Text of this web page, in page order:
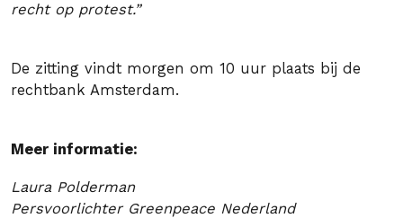
recht op protest.”
De zitting vindt morgen om 10 uur plaats bij de
rechtbank Amsterdam.
Meer informatie:
Laura Polderman
Persvoorlichter Greenpeace Nederland